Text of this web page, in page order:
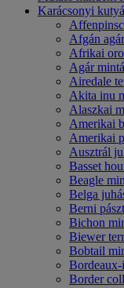
Karácsonyi
Afgán
Afrikai
Agár
Airedale
Akita inu
Alaszkai
Amerikai
Amerikai
Ausztrál
Basset
Beagle
Belga
Berni
Bichon
Biewer
Bobtail
Border